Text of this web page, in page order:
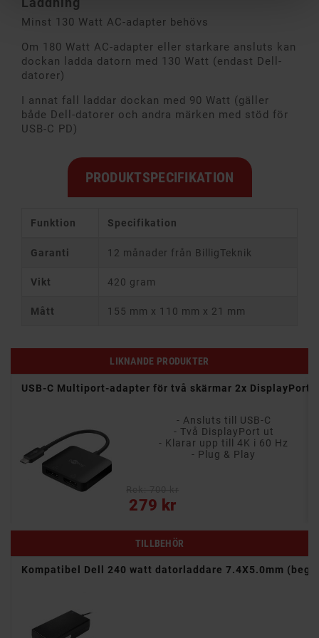
Minst 130 Watt AC-adapter behövs
Om 180 Watt AC-adapter eller starkare ansluts kan
dockan ladda datorn med 130 Watt (endast Dell-
datorer)
I annat fall laddar dockan med 90 Watt (gäller
både Dell-datorer och andra märken med stöd för
USB-C PD)
PRODUKTSPECIFIKATION
Funktion Specifikation
Garanti 12 månader från BilligTeknik
Vikt 420 gram
Mått 155 mm x 110 mm x 21 mm
LIKNANDE PRODUKTER
USB-C Multiport-adapter för två skärmar 2x DisplayPort
- Ansluts till USB-C
- Två DisplayPort ut
- Klarar upp till 4K i 60 Hz
- Plug & Play
279 kr
Pris
TILLBEHÖR
Kompatibel Dell 240 watt datorladdare 7.4X5.0mm (beg)